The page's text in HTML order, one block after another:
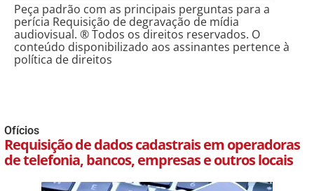
Peça padrão com as principais perguntas para a
perícia Requisição de degravação de mídia
audiovisual. ® Todos os direitos reservados. O
conteúdo disponibilizado aos assinantes pertence à
política de direitos
Ofícios
Requisição de dados cadastrais em operadoras
de telefonia, bancos, empresas e outros locais